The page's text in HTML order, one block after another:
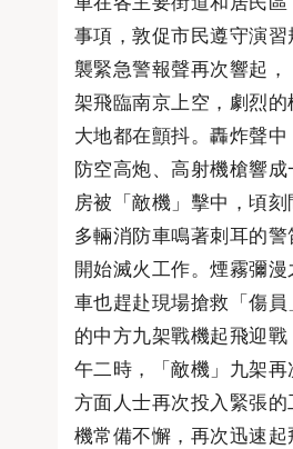
事項，敦促市民遵守演
襲緊急警報聲再次響起
架飛臨南京上空，劇烈
大地都在顫抖。轟炸聲
防空高炮、高射機槍響
房被「敵機」擊中，頃
多輛消防車鳴著刺耳的
開始滅火工作。煙霧彌
車也趕赴現場搶救「傷
的中方九架戰機起飛迎
午二時，「敵機」九架
方面人士再次投入緊張
機常備不懈，再次迅速